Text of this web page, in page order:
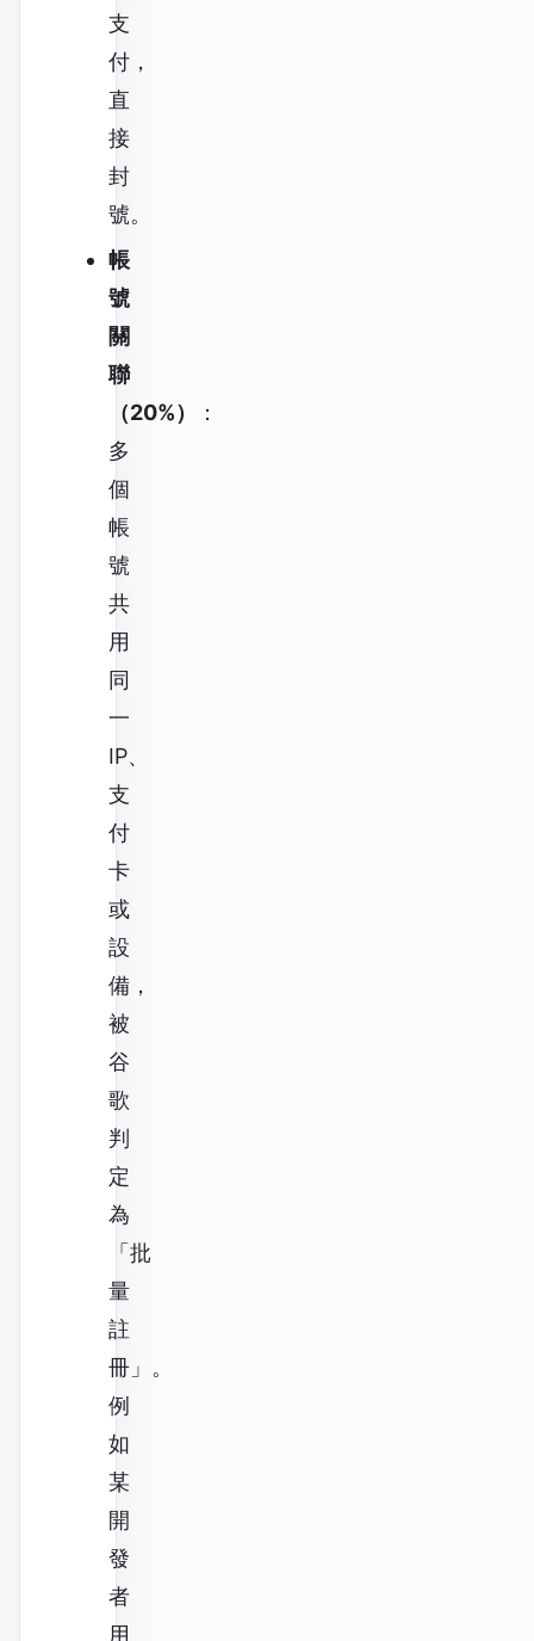
支
付，
直
接
封
號。
帳
號
關
聯
（20%）
：
多
個
帳
號
共
用
同
一
IP、
支
付
卡
或
設
備，
被
谷
歌
判
定
為
「批
量
註
冊」。
例
如
某
開
發
者
用